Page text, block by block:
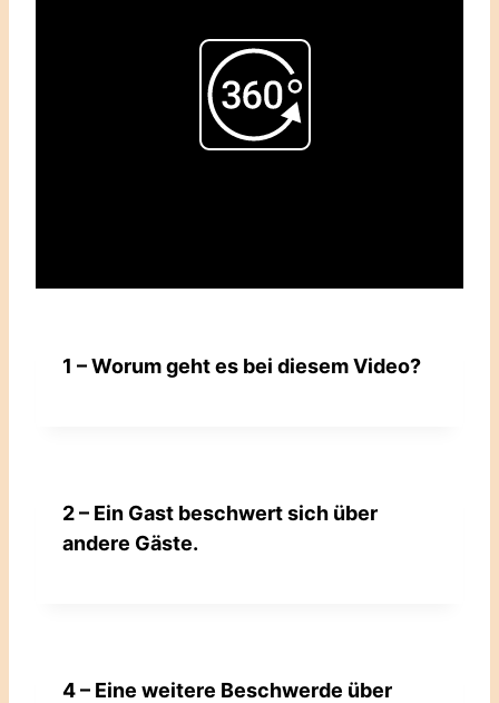
Play
1 – Worum geht es bei diesem Video?
2 – Ein Gast beschwert sich über
andere Gäste.
4 – Eine weitere Beschwerde über